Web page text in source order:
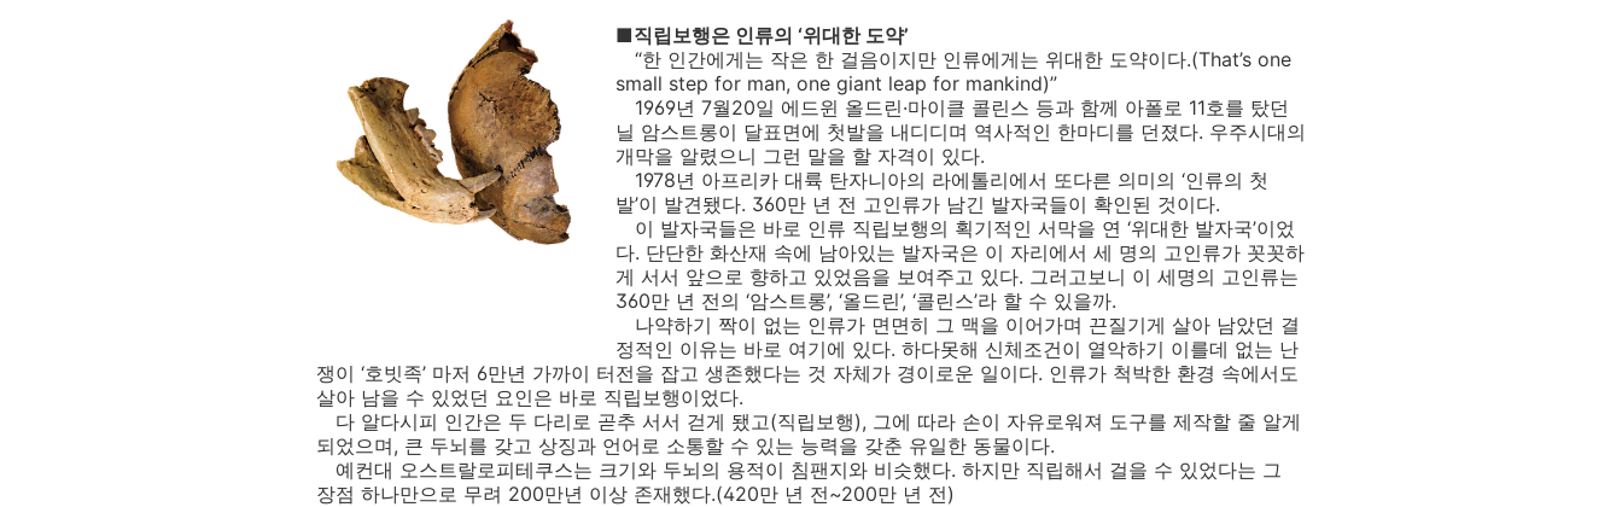
■직립보행은 인류의 ‘위대한 도약’
“한 인간에게는 작은 한 걸음이지만 인류에게는 위대한 도약이다.(That’s one
small step for man, one giant leap for mankind)”
1969년 7월20일 에드윈 올드린·마이클 콜린스 등과 함께 아폴로 11호를 탔던
닐 암스트롱이 달표면에 첫발을 내디디며 역사적인 한마디를 던졌다. 우주시대의
개막을 알렸으니 그런 말을 할 자격이 있다.
1978년 아프리카 대륙 탄자니아의 라에톨리에서 또다른 의미의 ‘인류의 첫
발’이 발견됐다. 360만 년 전 고인류가 남긴 발자국들이 확인된 것이다.
이 발자국들은 바로 인류 직립보행의 획기적인 서막을 연 ‘위대한 발자국’이었
다. 단단한 화산재 속에 남아있는 발자국은 이 자리에서 세 명의 고인류가 꼿꼿하
게 서서 앞으로 향하고 있었음을 보여주고 있다. 그러고보니 이 세명의 고인류는
360만 년 전의 ‘암스트롱’, ‘올드린’, ‘콜린스’라 할 수 있을까.
나약하기 짝이 없는 인류가 면면히 그 맥을 이어가며 끈질기게 살아 남았던 결
정적인 이유는 바로 여기에 있다. 하다못해 신체조건이 열악하기 이를데 없는 난
쟁이 ‘호빗족’ 마저 6만년 가까이 터전을 잡고 생존했다는 것 자체가 경이로운 일이다. 인류가 척박한 환경 속에서도
살아 남을 수 있었던 요인은 바로 직립보행이었다.
다 알다시피 인간은 두 다리로 곧추 서서 걷게 됐고(직립보행), 그에 따라 손이 자유로워져 도구를 제작할 줄 알게
되었으며, 큰 두뇌를 갖고 상징과 언어로 소통할 수 있는 능력을 갖춘 유일한 동물이다.
예컨대 오스트랄로피테쿠스는 크기와 두뇌의 용적이 침팬지와 비슷했다. 하지만 직립해서 걸을 수 있었다는 그
장점 하나만으로 무려 200만년 이상 존재했다.(420만 년 전~200만 년 전)